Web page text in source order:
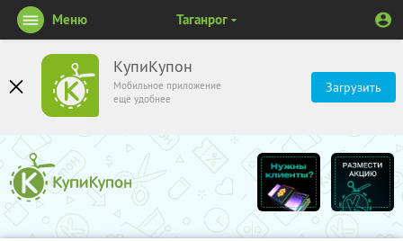
КупиКупон
Мобильное приложение
ещё удобнее
Загрузить
Меню Таганрог